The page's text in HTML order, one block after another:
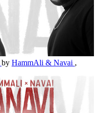
by HammAli & Navai ,